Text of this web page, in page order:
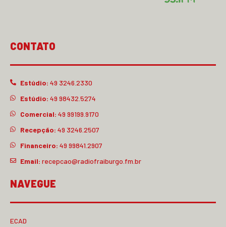
CONTATO
Estúdio: 49 3246.2330
Estúdio: 49 98432.5274
Comercial: 49 99199.9170
Recepção: 49 3246.2507
Financeiro: 49 99841.2907
Email: recepcao@radiofraiburgo.fm.br
NAVEGUE
ECAD